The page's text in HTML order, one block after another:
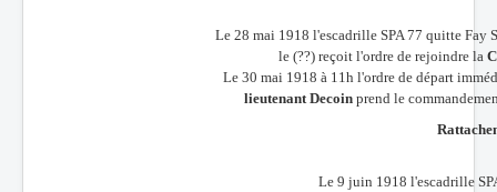
Le 28 mai 1918 l'escadrille SPA 77 quitte Fay
le (??) reçoit l'ordre de rejoindre la
Le 30 mai 1918 à 11h l'ordre de départ
lieutenant Decoin prend le
Le 9 juin 1918 l'escadrille